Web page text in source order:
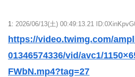
1: 2026/06/13(土) 00:49:13.21
https://video.twimg.com/
01346574336/vid/avc1/
FWbN.mp4?tag=27